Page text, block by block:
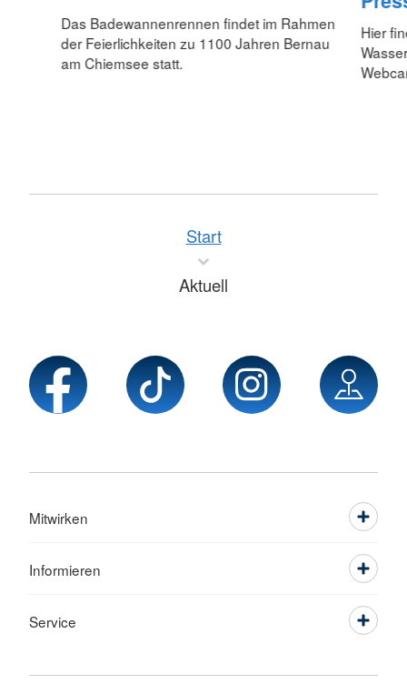
Das Badewannenrennen findet im Rahmen
der Feierlichkeiten zu 1100 Jahren Bernau
am Chiemsee statt.
Hier
Start
Aktuell
Mitwirken
Informieren
Service